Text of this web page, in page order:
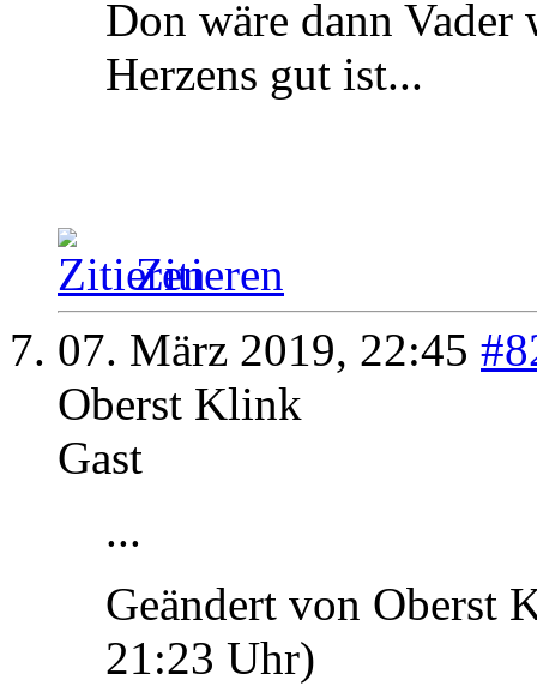
Don wäre dann Vader
Herzens gut ist...
Zitieren
07. März 2019, 22:45
Oberst Klink
Gast
...
Geändert von Oberst
21:23 Uhr)